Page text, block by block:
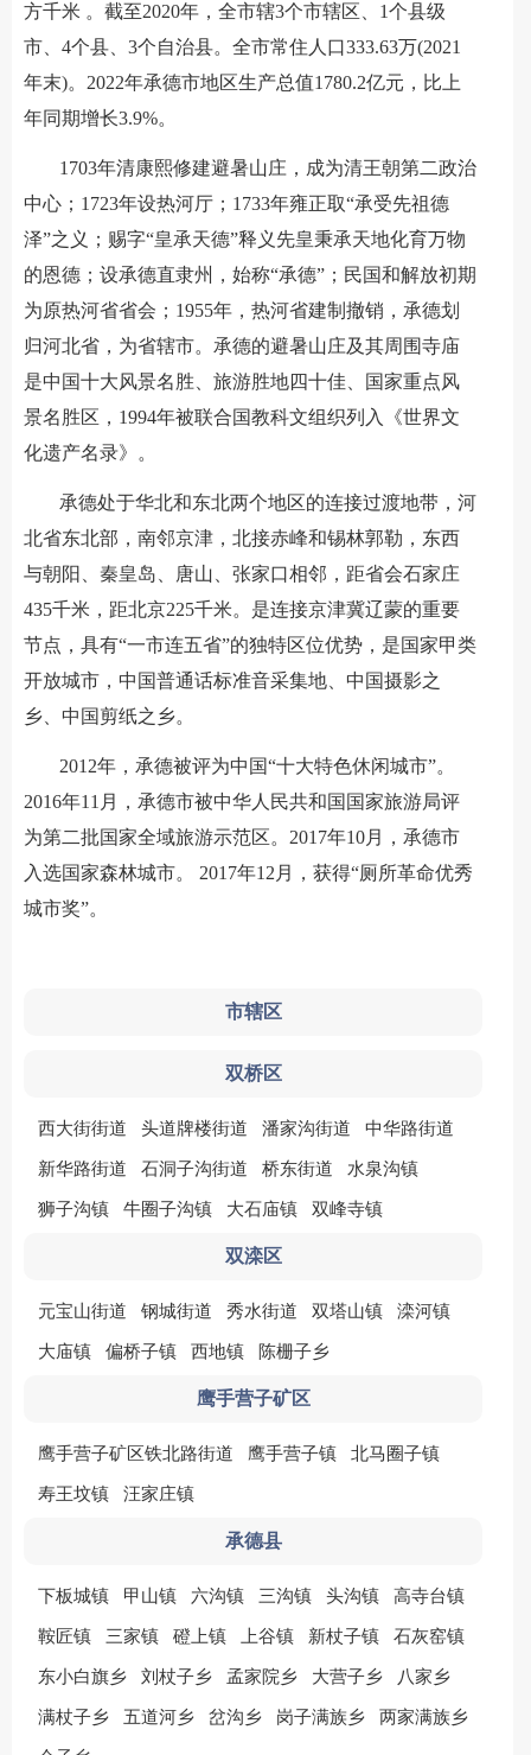
方千米 。截至2020年，全市辖3个市辖区、1个县级
市、4个县、3个自治县。全市常住人口333.63万(2021
年末)。2022年承德市地区生产总值1780.2亿元，比上
年同期增长3.9%。
1703年清康熙修建避暑山庄，成为清王朝第二政治
中心；1723年设热河厅；1733年雍正取“承受先祖德
泽”之义；赐字“皇承天德”释义先皇秉承天地化育万物
的恩德；设承德直隶州，始称“承德”；民国和解放初期
为原热河省省会；1955年，热河省建制撤销，承德划
归河北省，为省辖市。承德的避暑山庄及其周围寺庙
是中国十大风景名胜、旅游胜地四十佳、国家重点风
景名胜区，1994年被联合国教科文组织列入《世界文
化遗产名录》。
承德处于华北和东北两个地区的连接过渡地带，河
北省东北部，南邻京津，北接赤峰和锡林郭勒，东西
与朝阳、秦皇岛、唐山、张家口相邻，距省会石家庄
435千米，距北京225千米。是连接京津冀辽蒙的重要
节点，具有“一市连五省”的独特区位优势，是国家甲类
开放城市，中国普通话标准音采集地、中国摄影之
乡、中国剪纸之乡。
2012年，承德被评为中国“十大特色休闲城市”。
2016年11月，承德市被中华人民共和国国家旅游局评
为第二批国家全域旅游示范区。2017年10月，承德市
入选国家森林城市。 2017年12月，获得“厕所革命优秀
城市奖”。
市辖区
双桥区
西大街街道 头道牌楼街道 潘家沟街道 中华路街道
新华路街道 石洞子沟街道 桥东街道 水泉沟镇
狮子沟镇 牛圈子沟镇 大石庙镇 双峰寺镇
双滦区
元宝山街道 钢城街道 秀水街道 双塔山镇 滦河镇
大庙镇 偏桥子镇 西地镇 陈栅子乡
鹰手营子矿区
鹰手营子矿区铁北路街道 鹰手营子镇 北马圈子镇
寿王坟镇 汪家庄镇
承德县
下板城镇 甲山镇 六沟镇 三沟镇 头沟镇 高寺台镇
鞍匠镇 三家镇 磴上镇 上谷镇 新杖子镇 石灰窑镇
东小白旗乡 刘杖子乡 孟家院乡 大营子乡 八家乡
满杖子乡 五道河乡 岔沟乡 岗子满族乡 两家满族乡